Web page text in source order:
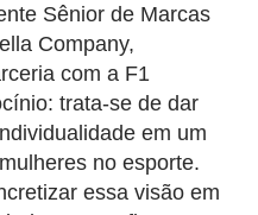
Sênior de Marcas
Company,
com a F1
trata-se de dar
em um
no esporte.
essa visão em